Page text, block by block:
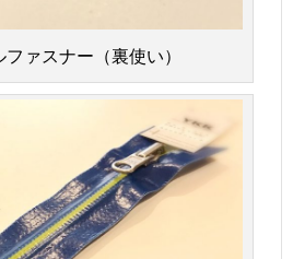
ァスナー（裏使い）